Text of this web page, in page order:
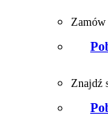
Znajdź